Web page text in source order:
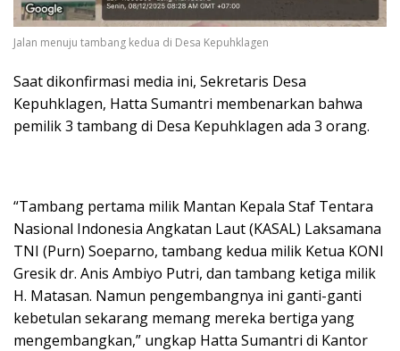
Jalan menuju tambang kedua di Desa Kepuhklagen
Saat dikonfirmasi media ini, Sekretaris Desa
Kepuhklagen, Hatta Sumantri membenarkan bahwa
pemilik 3 tambang di Desa Kepuhklagen ada 3 orang.
“Tambang pertama milik Mantan Kepala Staf Tentara
Nasional Indonesia Angkatan Laut (KASAL) Laksamana
TNI (Purn) Soeparno, tambang kedua milik Ketua KONI
Gresik dr. Anis Ambiyo Putri, dan tambang ketiga milik
H. Matasan. Namun pengembangnya ini ganti-ganti
kebetulan sekarang memang mereka bertiga yang
mengembangkan,” ungkap Hatta Sumantri di Kantor